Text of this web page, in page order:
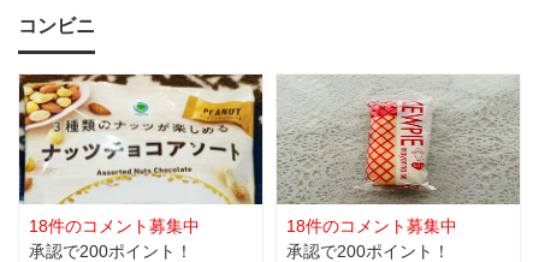
いました。買えないと思
っていたので嬉しい。 サ
イズは、約幅760㎜ x 高
さ530㎜。2枚入っている
ので
に100円ショップの100円
商品にはなかったため、
こちらのコル
コンビニ
18件のコメント募集中
承認で200ポイント！
18件のコメント募集中
承認で200ポイント！